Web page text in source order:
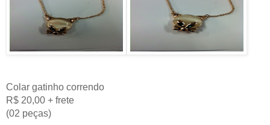
Colar gatinho correndo
R$ 20,00 + frete
(02 peças)